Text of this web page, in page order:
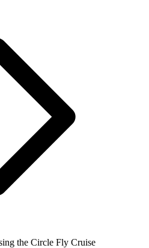
the Circle Fly Cruise